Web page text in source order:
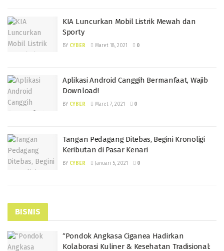
KIA Luncurkan Mobil Listrik Mewah dan
Sporty
BY CYBER Maret 18, 2021 0
Aplikasi Android Canggih Bermanfaat, Wajib
Download!
BY CYBER Maret 7, 2021 0
Tangan Pedagang Ditebas, Begini Kronoligi
Keributan di Pasar Kenari
BY CYBER Januari 5, 2021 0
BISNIS
“Pondok Angkasa Ciganea Hadirkan
Kolaborasi Kuliner & Kesehatan Tradisional: